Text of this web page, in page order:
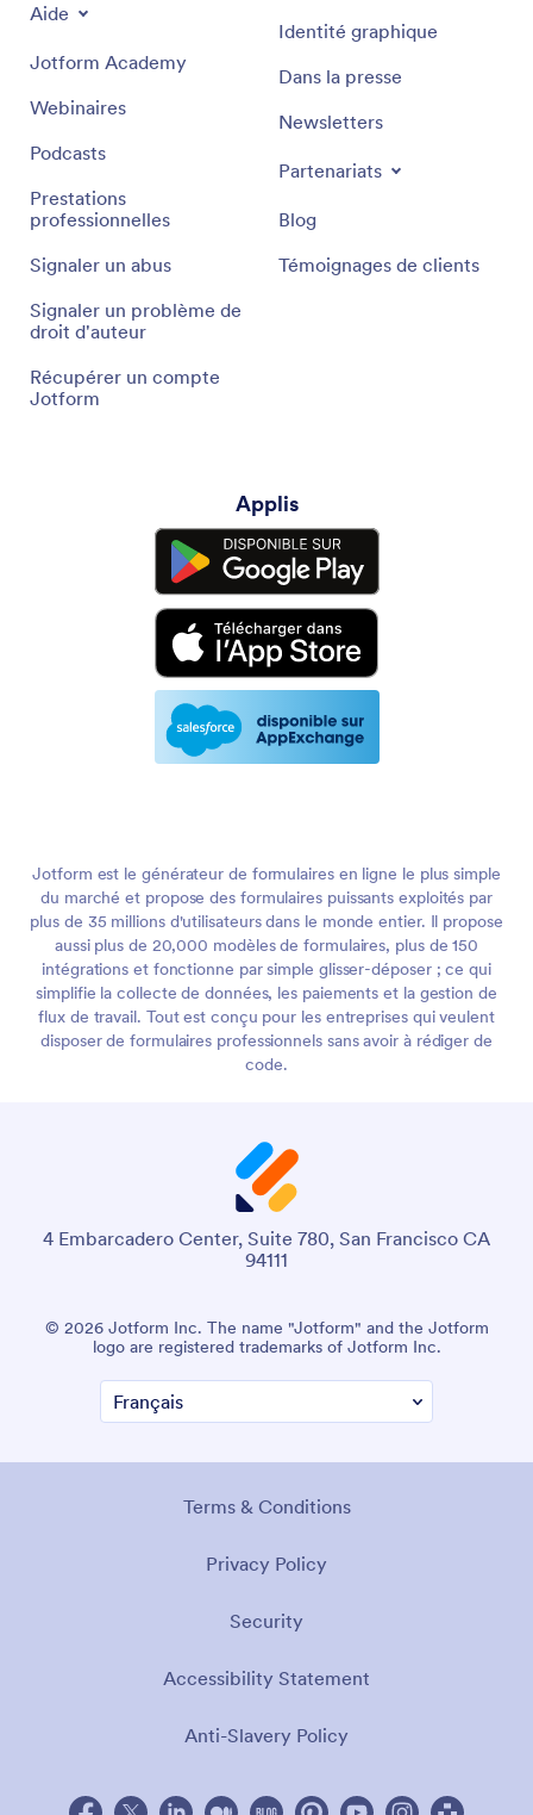
Aide
Jotform Academy
Webinaires
Podcasts
Prestations
professionnelles
Signaler un abus
Signaler un problème de
droit d'auteur
Récupérer un compte
Jotform
Identité graphique
Dans la presse
Newsletters
Partenariats
Blog
Témoignages de clients
Applis
Jotform est le générateur de formulaires en ligne le plus simple
du marché et propose des formulaires puissants exploités par
plus de 35 millions d'utilisateurs dans le monde entier. Il propose
aussi plus de 20,000 modèles de formulaires, plus de 150
intégrations et fonctionne par simple glisser-déposer ; ce qui
simplifie la collecte de données, les paiements et la gestion de
flux de travail. Tout est conçu pour les entreprises qui veulent
disposer de formulaires professionnels sans avoir à rédiger de
code.
4 Embarcadero Center, Suite 780, San Francisco CA
94111
© 2026 Jotform Inc. The name "Jotform" and the Jotform
logo are registered trademarks of Jotform Inc.
Terms & Conditions
Privacy Policy
Security
Accessibility Statement
Anti-Slavery Policy